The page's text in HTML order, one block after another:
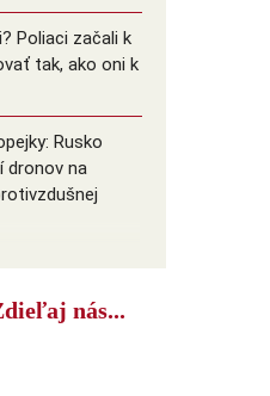
Poliaci začali k
tak, ako oni k
Rusko
dronov na
námorníctvo
nás...